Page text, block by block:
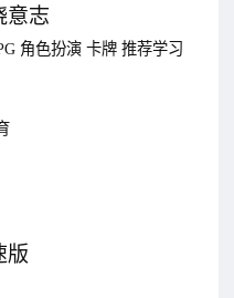
意志
角色扮演 卡牌 推荐学习
版